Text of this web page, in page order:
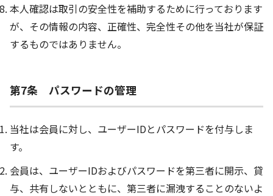
本人確認は取引の安全性を補助するために行っております
が、その情報の内容、正確性、完全性その他を当社が保証
するものではありません。
第7条 パスワードの管理
当社は会員に対し、ユーザーIDとパスワードを付与しま
す。
会員は、ユーザーIDおよびパスワードを第三者に開示、貸
与、共有しないとともに、第三者に漏洩することのないよ